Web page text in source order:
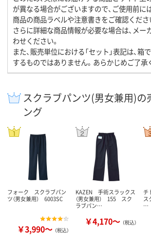
が異なる場合がございますので、ご使用前に
商品の商品ラベルや注意書きをご確認くださ
さらに詳細な商品情報が必要な場合は、メー
わせください。
また、販売単位における「セット」表記は、箱
するものではありません。あらかじめご了承
スクラブパンツ(男女兼用)の
ング
フォーク スクラブパン
ツ（男女兼用） 6003SC
￥3,990～ （税込）
KAZEN 手術スラックス
（男女兼用） 155 スク
ラブパン…
￥4,170～ （税込）
チ
ス
…